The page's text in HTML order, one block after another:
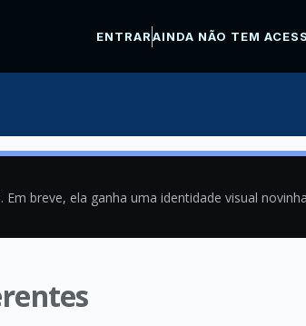
ENTRARAINDA NÃO TEM
breve, ela ganha uma identidade visual